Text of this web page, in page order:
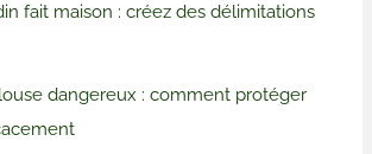
fait maison : créez des délimitations
dangereux : comment protéger